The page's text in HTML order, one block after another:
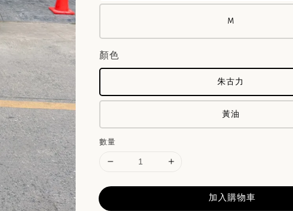
M
顏色
朱古力
黃油
數量
加入購物車